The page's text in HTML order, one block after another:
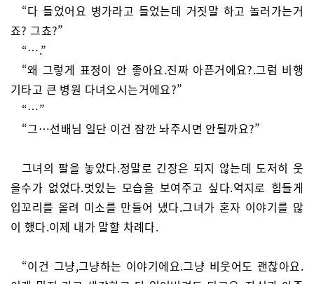
“다 들었어요 병가라고 들었는데 거짓말 하고 놀러가는거
죠? 그쵸?”
“….”
“왜 그렇게 표정이 안 좋아요.진짜 아픈거에요?.그럼 비행
기타고 큰 병원 다녀오시는거에요?”
“…”
“그…선배님 일단 이건 잠깐 놔주시면 안될까요?”
그녀의 팔을 놓았다.정말로 긴장은 되지 않는데 도저히 웃
을수가 없었다.멋있는 모습을 보여주고 싶다.억지로 힘들게
입꼬리를 올려 미소를 만들어 냈다.그녀가 혼자 이야기를 많
이 했다.이제 내가 말할 차례다.
“이건 그냥,그냥하는 이야기에요.그냥 비웃어도 괜찮아요.